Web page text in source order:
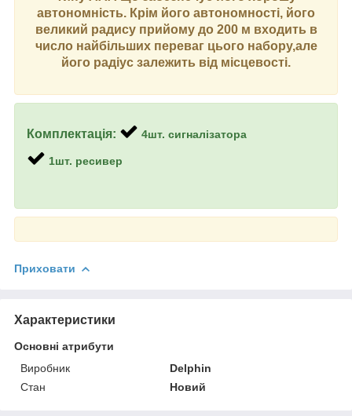
автономність. Крім його автономності, його
великий радису прийому до 200 м входить в
число найбільших переваг цього набору,але
його радіус залежить від місцевості.
Комплектація: 4шт. сигналізатора
1шт. ресивер
Приховати
Характеристики
Основні атрибути
Виробник
Delphin
Стан
Новий